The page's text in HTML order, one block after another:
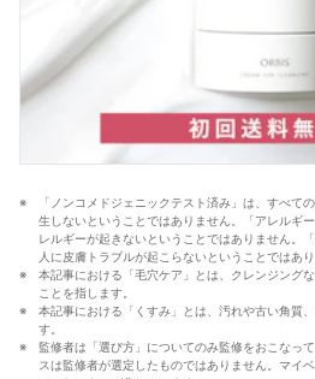
「ノンコメドジェニックテスト済み」は、すべて
生しないということではありません。「アレルギ
レルギーが起きないということではありません。
人に皮膚トラブルが起こらないということではあり
本記事における「毛穴ケア」とは、クレンジング
ことを指します。
本記事における「くすみ」とは、汚れや古い角質
す。
監修者は「選び方」についてのみ監修をおこなっ
スは監修者が選定したものではありません。マイ